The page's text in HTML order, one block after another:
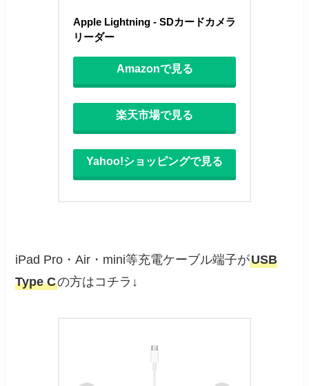
Apple Lightning - SDカードカメラ
リーダー
Amazonで見る
楽天市場で見る
Yahoo!ショッピングで見る
iPad Pro・Air・mini等充電ケーブル端子がUSB
Type Cの方はコチラ↓